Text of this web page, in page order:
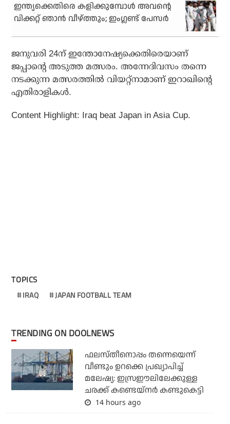
ഇന്ത്യക്കെതിരെ കളിക്കുമ്പോൾ അവന്റെ
വിക്കറ്റ് ഞാൻ വീഴ്ത്തും; ഇംഗ്ലണ്ട് പേസർ
ജനുവരി 24ന് ഇന്തോനേഷ്യക്കെതിരെയാണ്
ജപ്പാന്റെ അടുത്ത മത്സരം. അന്നേദിവസം തന്നെ
നടക്കുന്ന മത്സരത്തില്‍ വിയറ്റ്‌നാമാണ് ഇറാഖിന്റെ
എതിരാളികള്‍.
Content Highlight: Iraq beat Japan in Asia Cup.
TOPICS
IRAQ JAPAN FOOTBALL TEAM
TRENDING ON DOOLNEWS
ഫലസ്തീനൊപ്പം തന്നെയെന്ന്
വീണ്ടും ഉറക്കെ പ്രഖ്യാപിച്ച്
മലേഷ്യ: ഇസ്രഈലിലേക്കുള്ള
ചരക്ക് കണ്ടെയ്‌നര്‍ കണ്ടുകെട്ടി
14 hours ago